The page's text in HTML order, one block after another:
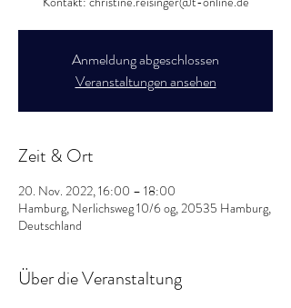
Anmeldung abgeschlossen
Veranstaltungen ansehen
Zeit & Ort
20. Nov. 2022, 16:00 – 18:00
Hamburg, Nerlichsweg 10/6 og, 20535 Hamburg,
Deutschland
Über die Veranstaltung